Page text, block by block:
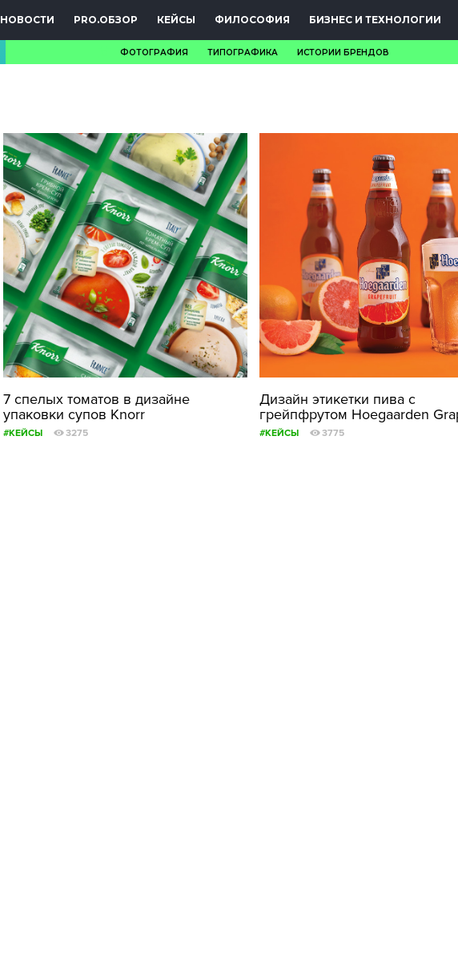
НОВОСТИ PRO.ОБЗОР КЕЙСЫ ФИЛОСОФИЯ БИЗНЕС И ТЕХНОЛОГИИ
ФОТОГРАФИЯ ТИПОГРАФИКА ИСТОРИИ БРЕНДОВ
7 спелых томатов в дизайне
упаковки супов Knorr
#КЕЙСЫ 3275
Дизайн этикетки пива с
грейпфрутом Hoegaarden
#КЕЙСЫ 3775
PRO.ОБЗОР
КЕЙСЫ
ФИЛОСОФИЯ
КРЕАТИВА
БИЗНЕС И
ТЕХНОЛОГИИ
ФЕСТИВАЛИ
ТИПОГРАФИКА